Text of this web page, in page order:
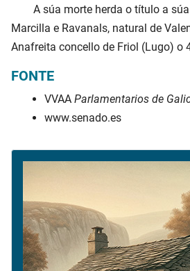
A súa morte herda o título a
Marcilla e Ravanals, natural de
Anafreita concello de Friol (Lugo) o
FONTE
VVAA Parlamentarios de
www.senado.es